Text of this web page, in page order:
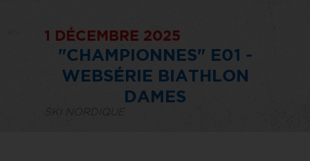
1 DÉCEMBRE 2025
"CHAMPIONNES" E01 -
WEBSÉRIE BIATHLON
DAMES
SKI NORDIQUE